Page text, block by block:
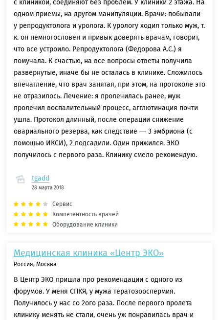
с клиникой, соединяют без проблем. У клиники 2 этажа. На
одном приемы, на другом манипуляции. Врачи: побывали
у репродуктолога и уролога. К урологу ходил только муж, т.
к. он немногословен и привык доверять врачам, говорит,
что все устроило. Репродуктолога (Федорова А.С.) я
помучала. К счастью, на все вопросы ответы получила
развернутые, иначе бы не осталась в клинике. Сложилось
впечатление, что врач занятая, при этом, на протоколе это
не отразилось. Лечение: я пролечилась ранее, муж
пролечил воспалительный процесс, агглютинация почти
ушла. Протокол длинный, после операции снижение
овариального резерва, как следствие — 3 эмбриона (с
помощью ИКСИ), 2 подсадили. Один прижился. ЭКО
получилось с первого раза. Клинику смело рекомендую.
tgadd
28 марта 2018
Сервис
Компетентность врачей
Оборудование клиники
Медицинская клиника «Центр ЭКО»
Россия, Москва
В Центр ЭКО пришла про рекомендации с одного из
форумов. У меня СПКЯ, у мужа тератозооспермия.
Получилось у нас со 2ого раза. После первого пролета
клинику менять не стали, очень уж понравилась врач и